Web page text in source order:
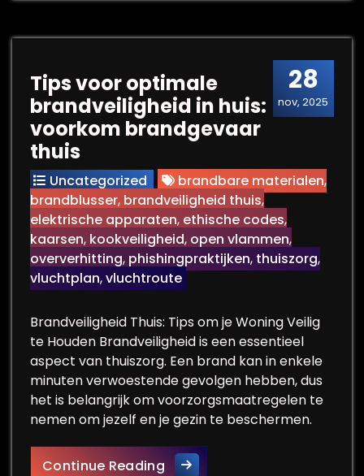
28
nov, 2025
Tips voor optimale
brandveiligheid in huis:
voorkom brandgevaar
thuis
Uncategorized brandbare materialen,
brandblusser, brandveiligheid thuis,
elektrische apparaten, ethische codes,
kaarsen, kookveiligheid, open vlammen,
oververhitting, phishingpraktijken, thuiszorg,
vluchtplan,vluchtroute
Brandveiligheid Thuis: Tips om je Woning Veilig
te Houden Brandveiligheid is een essentieel
aspect van thuiszorg. Een brand kan in enkele
minuten verwoestende gevolgen hebben, dus
het is belangrijk om voorzorgsmaatregelen te
nemen om jezelf en je gezin te beschermen.
Continue ReadingTips voor optimale